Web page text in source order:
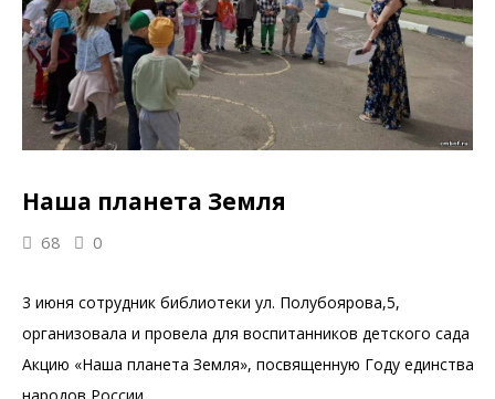
Наша планета Земля
68 0
3 июня сотрудник библиотеки ул. Полубоярова,5,
организовала и провела для воспитанников детского сада
Акцию «Наша планета Земля», посвященную Году единства